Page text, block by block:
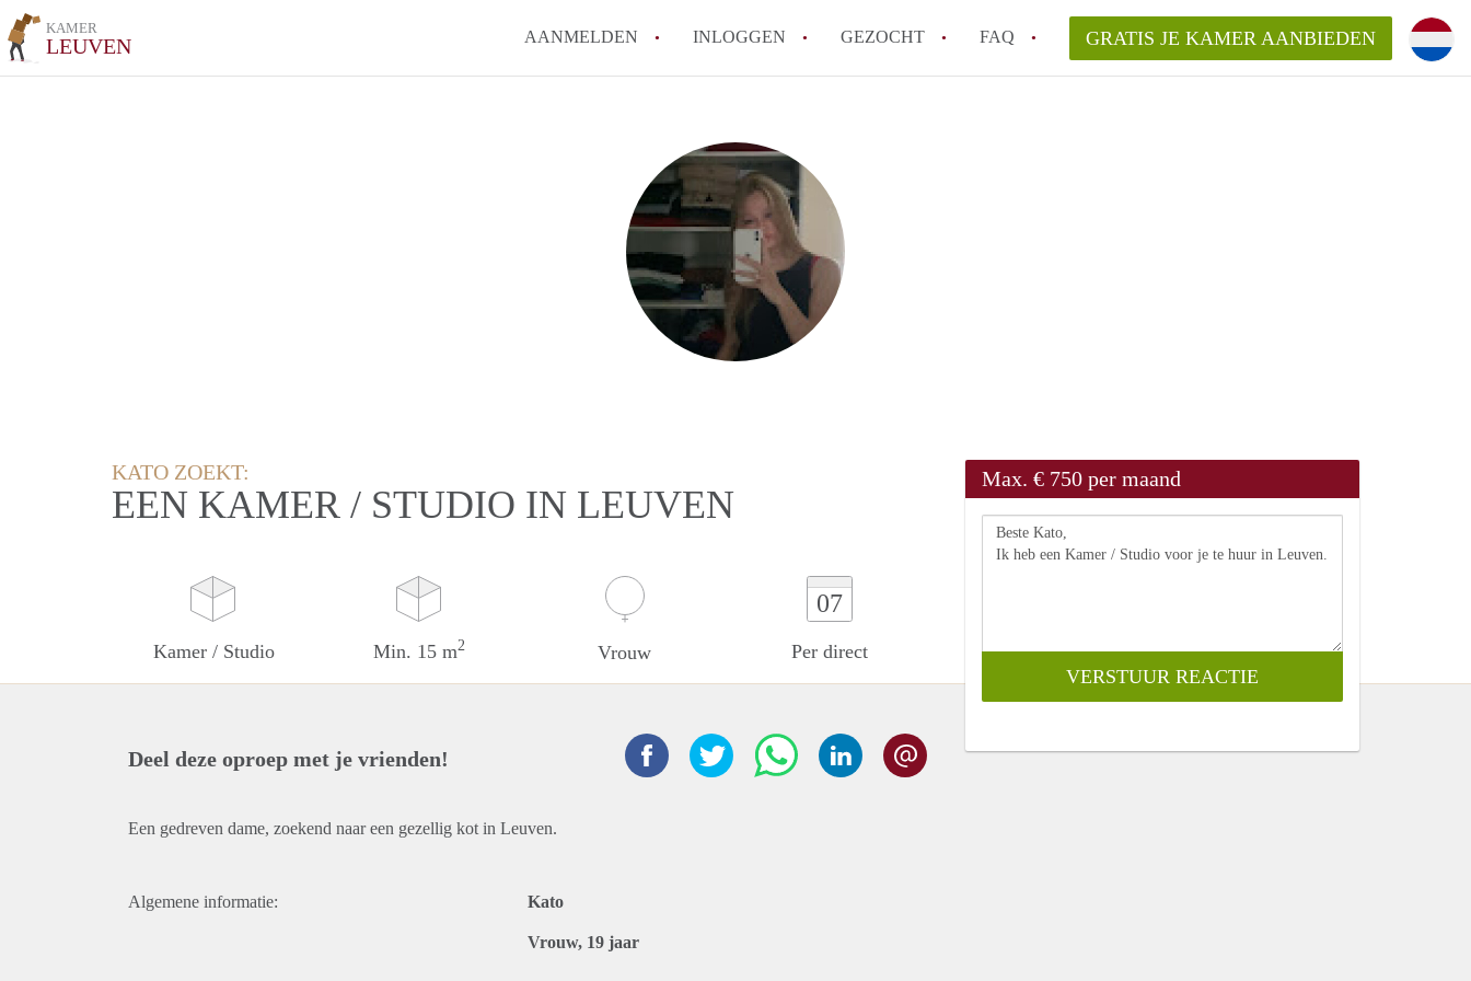
KAMER
LEUVEN AANMELDEN INLOGGEN GEZOCHT FAQ
Wat is borg en hoeveel borg mag een aanbieder vragen?
Waar kan ik opletten tijdens een bezichtiging van een Kot in Leuven?
Kan ik mijn eigen huurcontract maken voor mijn kot in Leuven?
Alle veelgestelde vragen
GRATIS JE KAMER AANBIEDEN
KATO ZOEKT:
EEN KAMER / STUDIO IN LEUVEN
Kamer / Studio Min. 15 m2 Vrouw
07
Per direct
Max. € 750 per maand
Deel deze oproep met je vrienden!
Een gedreven dame, zoekend naar een gezellig kot in Leuven.
Algemene informatie: Kato
Vrouw, 19 jaar